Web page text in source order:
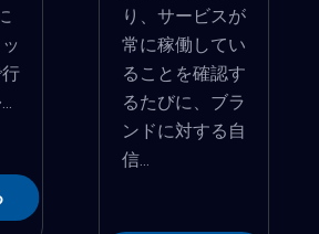
り、サービスが
常に稼働してい
ることを確認す
るたびに、ブラ
ンドに対する自
信...